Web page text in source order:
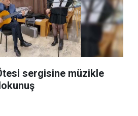
sergisine müzikle